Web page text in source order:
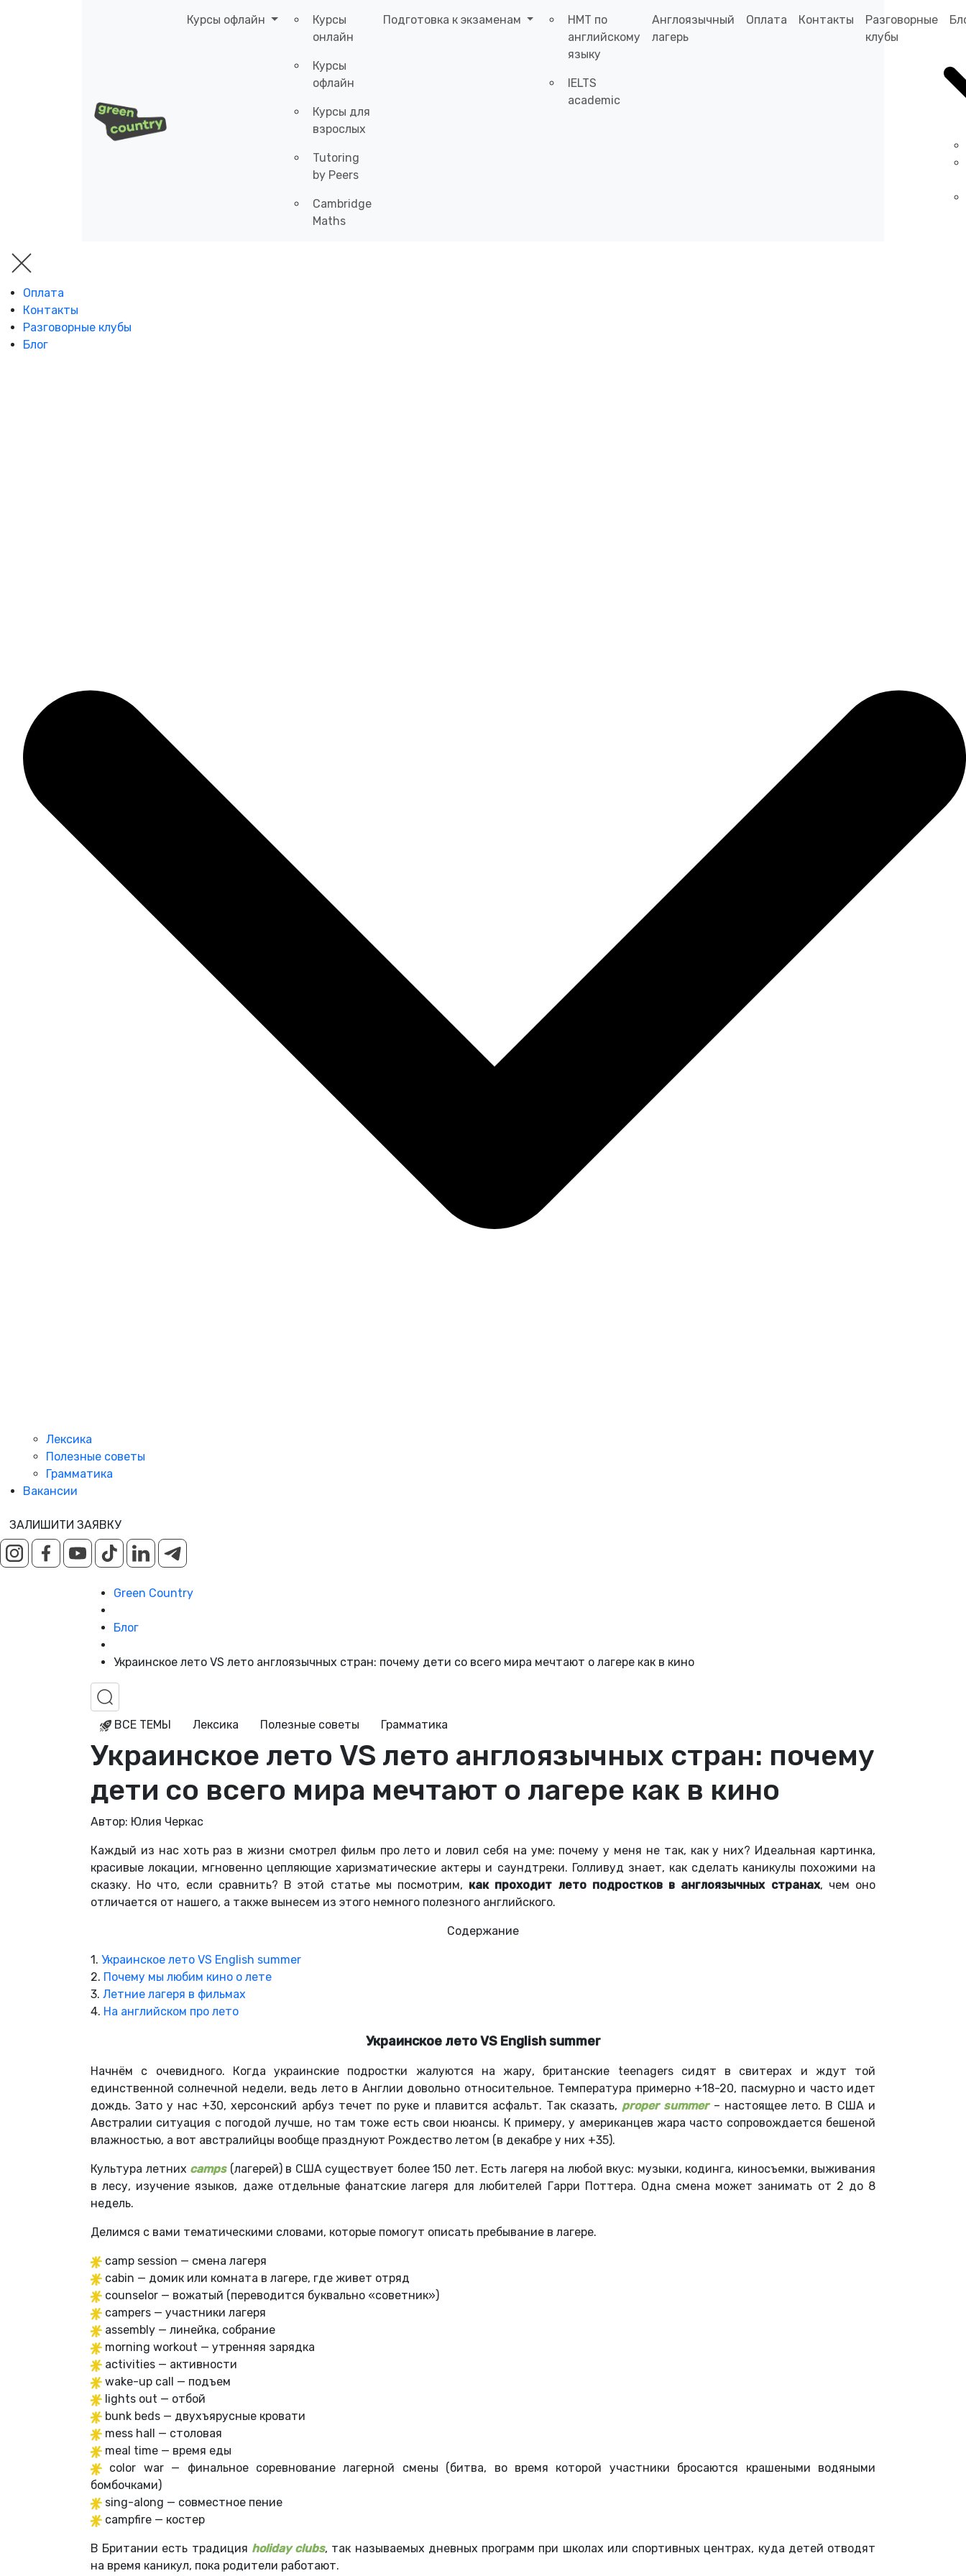
Курсы офлайн
Курсы
онлайн
Курсы
офлайн
Курсы для
взрослых
Tutoring
by Peers
Cambridge
Maths
Подготовка к экзаменам
НМТ по
английскому
языку
IELTS
academic
Англоязычный
лагерь
Оплата Контакты
Разговорные
клубы
Оплата
Контакты
Разговорные клубы
Блог
Лексика
Полезные советы
Грамматика
Вакансии
ЗАЛИШИТИ ЗАЯВКУ
Green Country
Блог
Украинское лето VS лето англоязычных стран: почему дети со всего мира мечтают о лагере как в кино
ВСЕ ТЕМЫ Лексика Полезные советы Грамматика
Украинское лето VS лето англоязычных стран: почему
дети со всего мира мечтают о лагере как в кино
Автор: Юлия Черкас
Каждый из нас хоть раз в жизни смотрел фильм про лето и ловил себя на уме: почему у меня не так, как у них? Идеальная картинка,
красивые локации, мгновенно цепляющие харизматические актеры и саундтреки. Голливуд знает, как сделать каникулы похожими на
сказку. Но что, если сравнить? В этой статье мы посмотрим, как проходит лето подростков в англоязычных странах, чем оно
отличается от нашего, а также вынесем из этого немного полезного английского.
Содержание
1. Украинское лето VS English summer
2. Почему мы любим кино о лете
3. Летние лагеря в фильмах
4. На английском про лето
Украинское лето VS English summer
Начнём с очевидного. Когда украинские подростки жалуются на жару, британские teenagers сидят в свитерах и ждут той
единственной солнечной недели, ведь лето в Англии довольно относительное. Температура примерно +18-20, пасмурно и часто идет
дождь. Зато у нас +30, херсонский арбуз течет по руке и плавится асфальт. Так сказать, proper summer– настоящее лето. В США и
Австралии ситуация с погодой лучше, но там тоже есть свои нюансы. К примеру, у американцев жара часто сопровождается бешеной
влажностью, а вот австралийцы вообще празднуют Рождество летом (в декабре у них +35).
Культура летних camps (лагерей) в США существует более 150 лет. Есть лагеря на любой вкус: музыки, кодинга, киносъемки, выживания
в лесу, изучение языков, даже отдельные фанатские лагеря для любителей Гарри Поттера. Одна смена может занимать от 2 до 8
недель.
Делимся с вами тематическими словами, которые помогут описать пребывание в лагере.
camp session — смена лагеря
cabin — домик или комната в лагере, где живет отряд
counselor — вожатый (переводится буквально «советник»)
campers — участники лагеря
assembly — линейка, собрание
morning workout — утренняя зарядка
activities — активности
wake-up call — подъем
lights out — отбой
bunk beds — двухъярусные кровати
mess hall — столовая
meal time — время еды
color war — финальное соревнование лагерной смены (битва, во время которой участники бросаются крашеными водяными
бомбочками)
sing-along — совместное пение
campfire — костер
В Британии есть традиция holiday clubs, так называемых дневных программ при школах или спортивных центрах, куда детей отводят
на время каникул, пока родители работают.